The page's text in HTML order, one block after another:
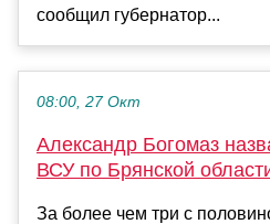
сообщил губернатор...
08:00, 27 Окт
Александр Богомаз
ВСУ по Брянской
За более чем три с